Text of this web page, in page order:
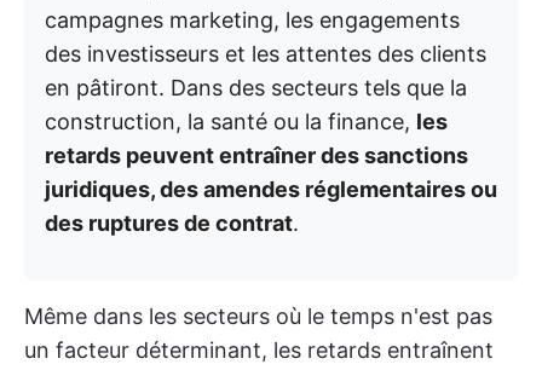
campagnes marketing, les engagements
des investisseurs et les attentes des clients
en pâtiront. Dans des secteurs tels que la
construction, la santé ou la finance, les
retards peuvent entraîner des sanctions
juridiques, des amendes réglementaires ou
des ruptures de contrat.
Même dans les secteurs où le temps n'est pas
un facteur déterminant, les retards entraînent